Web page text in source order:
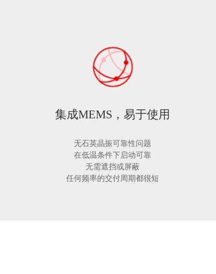
集成MEMS，易于使用
无石英晶振可靠性问题
在低温条件下启动可靠
无需遮挡或屏蔽
任何频率的交付周期都很短